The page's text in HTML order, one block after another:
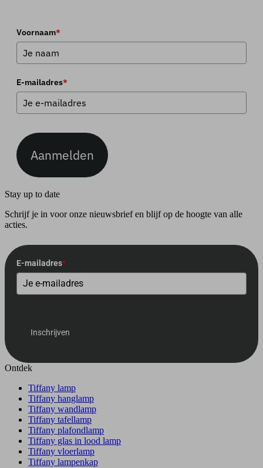
Voornaam*
E-mailadres*
Aanmelden
Stay up to date
Schrijf je in voor onze nieuwsbrief en blijf op de hoogte van alle
acties.
E-mailadres*
Inschrijven
Ontdek
Tiffany lamp
Tiffany hanglamp
Tiffany wandlamp
Tiffany tafellamp
Tiffany plafondlamp
Tiffany glas in lood lamp
Tiffany vloerlamp
Tiffany lampenkap